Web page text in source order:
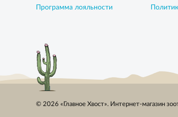
Программа лояльности
© 2026 «Главное Хвост». Интернет-магазин